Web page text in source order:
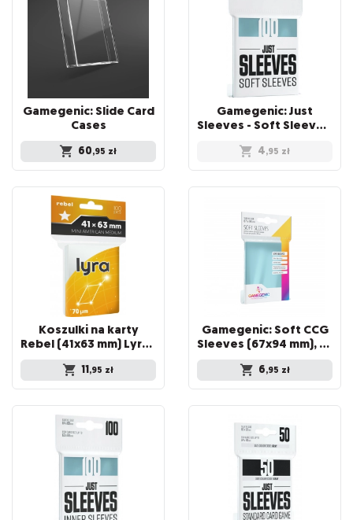
Gamegenic: Slide Card
Cases
60,95 zł
Gamegenic: Just
Sleeves - Soft Sleeves (67 x 94 mm) 100 sztuk, Clear
4,95 zł
Koszulki na karty
Rebel (41x63 mm) Lyra Medium, 100 sztuk
11,95 zł
Gamegenic: Soft CCG
Sleeves (67x94 mm), 100 sztuk
6,95 zł